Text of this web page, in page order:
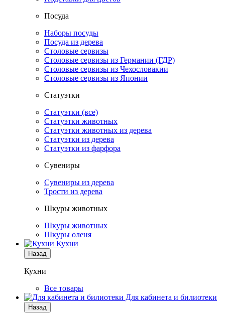
Посуда
Наборы посуды
Посуда из дерева
Столовые сервизы
Столовые сервизы из Германии (ГДР)
Столовые сервизы из Чехословакии
Столовые сервизы из Японии
Статуэтки
Статуэтки (все)
Статуэтки животных
Статуэтки животных из дерева
Статуэтки из дерева
Статуэтки из фарфора
Сувениры
Сувениры из дерева
Трости из дерева
Шкуры животных
Шкуры животных
Шкуры оленя
Кухни
Назад
Кухни
Все товары
Для кабинета и билиотеки
Назад